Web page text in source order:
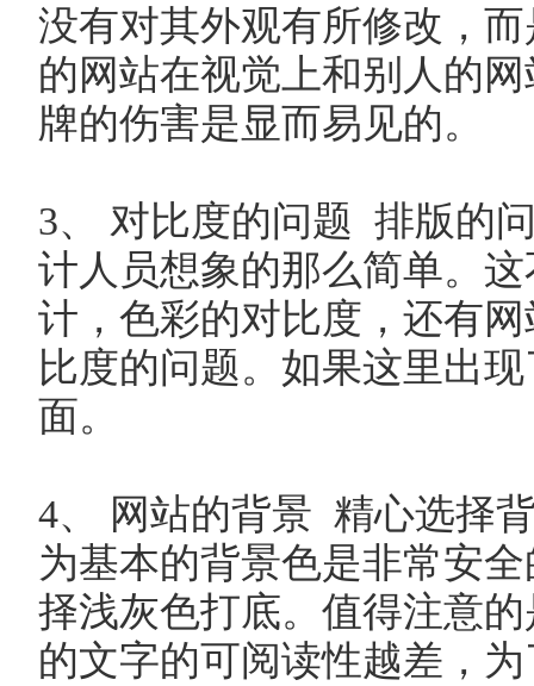
没有对其外观有所修改，
的网站在视觉上和别人的
牌的伤害是显而易见的。
3、 对比度的问题 排版的
计人员想象的那么简单。
计，色彩的对比度，还有
比度的问题。如果这里出
面。
4、 网站的背景 精心选择
为基本的背景色是非常安
择浅灰色打底。值得注意
的文字的可阅读性越差，